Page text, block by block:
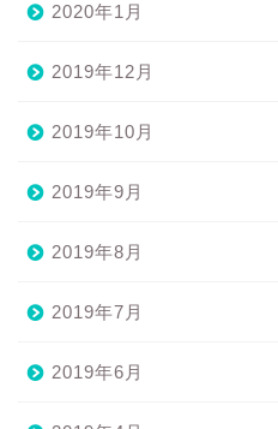
2020年1月
2019年12月
2019年10月
2019年9月
2019年8月
2019年7月
2019年6月